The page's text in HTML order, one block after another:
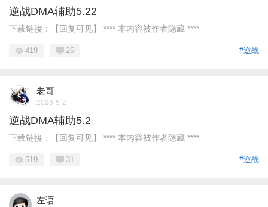
逆战DMA辅助5.22
下载链接：【回复可见】 **** 本内容被作者隐藏 ****
#逆战
419 26
老哥
2026-5-2
逆战DMA辅助5.2
下载链接：【回复可见】 **** 本内容被作者隐藏 ****
#逆战
519 31
左语